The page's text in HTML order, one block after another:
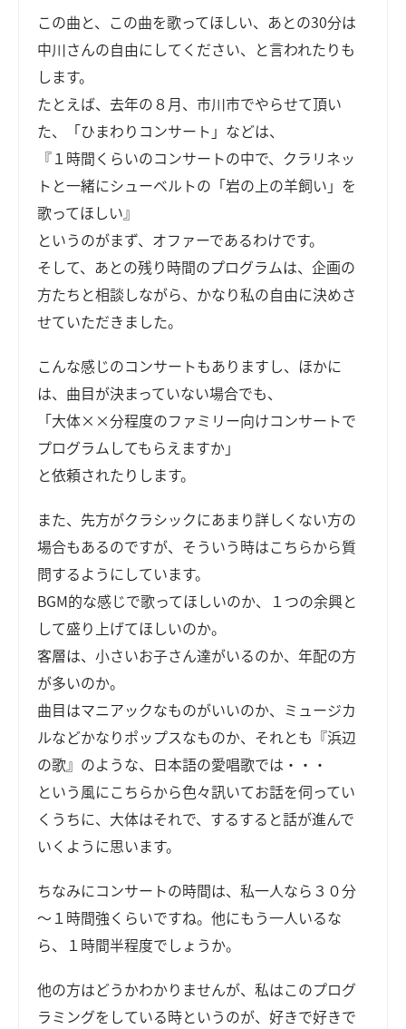
この曲と、この曲を歌ってほしい、あとの30分は
中川さんの自由にしてください、と言われたりも
します。
たとえば、去年の８月、市川市でやらせて頂い
た、「ひまわりコンサート」などは、
『１時間くらいのコンサートの中で、クラリネッ
トと一緒にシューベルトの「岩の上の羊飼い」を
歌ってほしい』
というのがまず、オファーであるわけです。
そして、あとの残り時間のプログラムは、企画の
方たちと相談しながら、かなり私の自由に決めさ
せていただきました。
こんな感じのコンサートもありますし、ほかに
は、曲目が決まっていない場合でも、
「大体××分程度のファミリー向けコンサートで
プログラムしてもらえますか」
と依頼されたりします。
また、先方がクラシックにあまり詳しくない方の
場合もあるのですが、そういう時はこちらから質
問するようにしています。
BGM的な感じで歌ってほしいのか、１つの余興と
して盛り上げてほしいのか。
客層は、小さいお子さん達がいるのか、年配の方
が多いのか。
曲目はマニアックなものがいいのか、ミュージカ
ルなどかなりポップスなものか、それとも『浜辺
の歌』のような、日本語の愛唱歌では・・・
という風にこちらから色々訊いてお話を伺ってい
くうちに、大体はそれで、するすると話が進んで
いくように思います。
ちなみにコンサートの時間は、私一人なら３０分
～１時間強くらいですね。他にもう一人いるな
ら、１時間半程度でしょうか。
他の方はどうかわかりませんが、私はこのプログ
ラミングをしている時というのが、好きで好きで